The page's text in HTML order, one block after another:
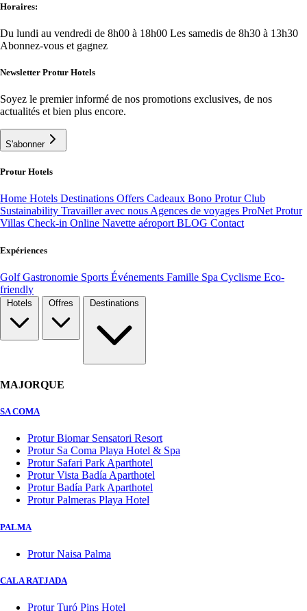
Horaires:
Du lundi au vendredi de 8h00 à 18h00 Les samedis de 8h30 à 13h30
Abonnez-vous et gagnez
Newsletter Protur Hotels
Soyez le premier informé de nos promotions exclusives, de nos
actualités et bien plus encore.
S'abonner
Protur Hotels
Home Hotels Destinations Offers Cadeaux Bono Protur Club
Sustainability Travailler avec nous Agences de voyages ProNet Protur
Villas Check-in Online Navette aéroport BLOG Contact
Expériences
GolfGastronomie Sports Événements Famille Spa Cyclisme Eco-
friendly
MAJORQUE
SA COMA
Protur Biomar Sensatori Resort
Protur Sa Coma Playa Hotel & Spa
Protur Safari Park Aparthotel
Protur Vista Badía Aparthotel
Protur Badía Park Aparthotel
Protur Palmeras Playa Hotel
PALMA
Protur Naisa Palma
CALA RATJADA
Protur Turó Pins Hotel